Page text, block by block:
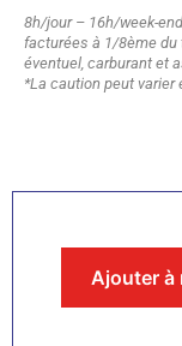
8h/jour – 16h/week-
facturées à 1/8ème du
éventuel, carburant et
*La caution peut
Ajouter à